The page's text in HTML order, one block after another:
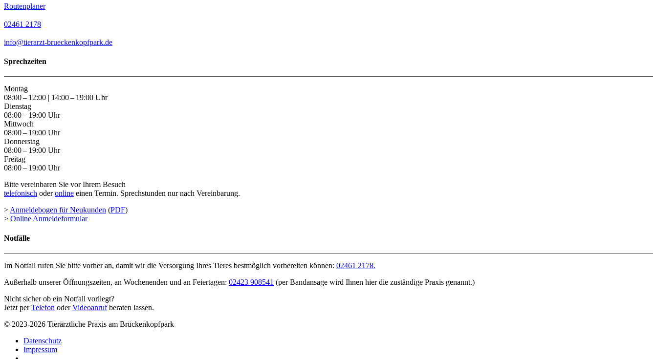
Routenplaner
02461 2178
info@tierarzt-brueckenkopfpark.de
Sprechzeiten
Montag
08:00 – 12:00 | 14:00 – 19:00 Uhr
Dienstag
08:00 – 19:00 Uhr
Mittwoch
08:00 – 19:00 Uhr
Donnerstag
08:00 – 19:00 Uhr
Freitag
08:00 – 19:00 Uhr
Bitte vereinbaren Sie vor Ihrem Besuch
telefonisch oderonline einen Termin. Sprechstunden nur nach Vereinbarung.
>Anmeldebogen für Neukunden (PDF)
> Online Anmeldeformular
Notfälle
Im Notfall rufen Sie bitte vorher an, damit wir die Versorgung Ihres Tieres bestmöglich vorbereiten können: 02461 2178.
Außerhalb unserer Öffnungszeiten, an Wochenenden und an Feiertagen: 02423 908541 (per Bandansage wird Ihnen hier die zuständige Praxis genannt.)
Nicht sicher ob ein Notfall vorliegt?
Jetzt perTelefon oderVideoanrufberaten lassen.
© 2023-2026 Tierärztliche Praxis am Brückenkopfpark
Datenschutz
Impressum